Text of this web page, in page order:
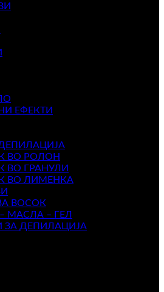
ЕФЕКТИ
ВО РОЛОН
ВО ГРАНУЛИ
ВО ЛИМЕНКА
ВОСОК
МАСЛА – ГЕЛ
ЗА ДЕПИЛАЦИЈА